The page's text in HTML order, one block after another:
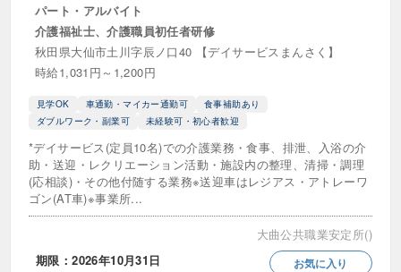
サービス提供責任者（サ責）
スクールソーシャルワーカー
世話人・生活施支援員 事務職・介護事務
介護タクシー 介護支援相談員
介護相談員 介護職・ケアワーカー
介護認定調査員 児童指導員
児童発達支援管理責任者（児発管）
パート・アルバイト
介護福祉士、介護職員初任者研修
秋田県大仙市土川字辰ノ口40 【デイサービスまんさく】
時給1,031円～1,200円
見学OK 車通勤・マイカー通勤可
食事補助あり
ダブルワーク・副業可
未経験可・初心者歓迎
*デイサービス(定員10名)での介護業務・食事、排泄、入浴の介
助・送迎・レクリエーション活動・施設内の整理、清掃・調理
(応相談)・その他付随する業務※送迎車はレジアス・アトレーワ
ゴン(AT車)※事業所...
大曲公共職業安定所()
期限：2026年10月31日
お気に入り